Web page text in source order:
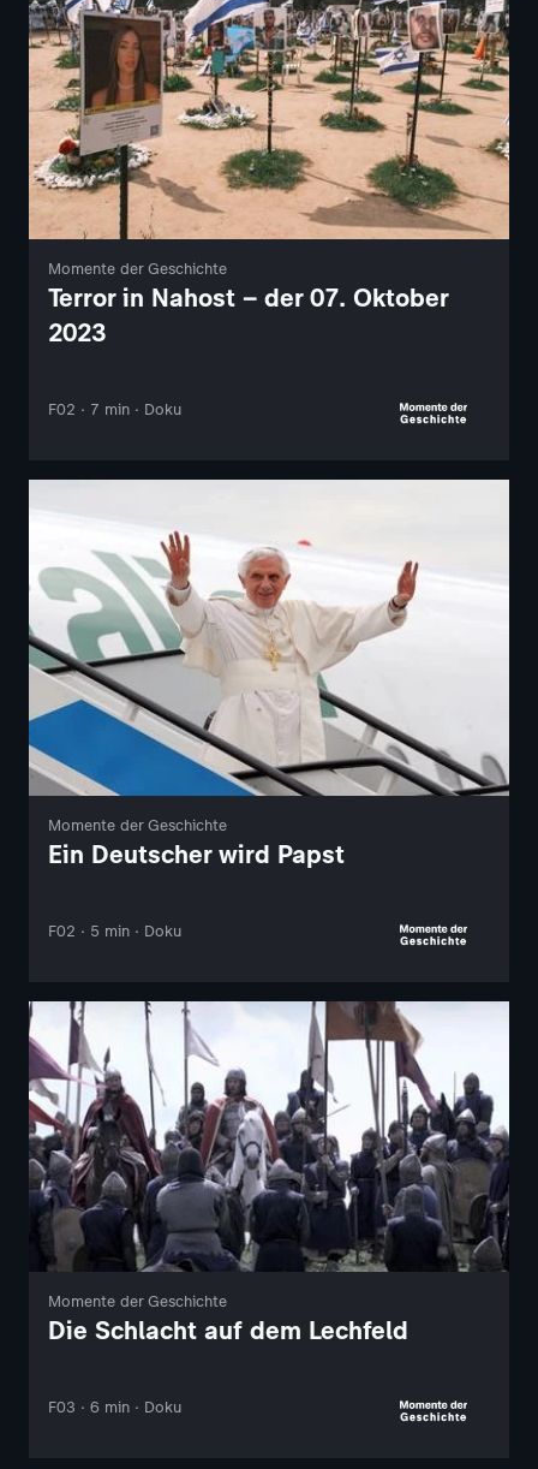
Momente der Geschichte
Terror in Nahost – der 07. Oktober
2023
F02 · 7 min · Doku
Momente der Geschichte
Ein Deutscher wird Papst
F02 · 5 min · Doku
Momente der Geschichte
Die Schlacht auf dem Lechfeld
F03 · 6 min · Doku